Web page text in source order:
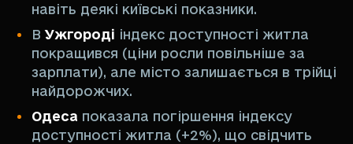
навіть деякі київські показники.
ВУжгороді індекс доступності житла
покращився (ціни росли повільніше за
зарплати), але місто залишається в трійці
найдорожчих.
Одеса показала погіршення індексу
доступності житла (+2%), що свідчить